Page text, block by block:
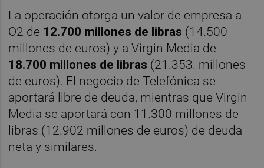
La operación otorga un valor de empresa a
O2 de 12.700 millones de libras (14.500
millones de euros) y a Virgin Media de
18.700 millones de libras (21.353. millones
de euros). El negocio de Telefónica se
aportará libre de deuda, mientras que Virgin
Media se aportará con 11.300 millones de
libras (12.902 millones de euros) de deuda
neta y similares.